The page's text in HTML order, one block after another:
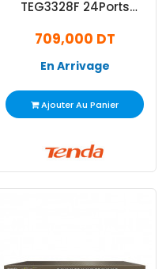
TEG3328F 24Ports
Sfp
709,000 DT
En Arrivage
Ajouter Au Panier